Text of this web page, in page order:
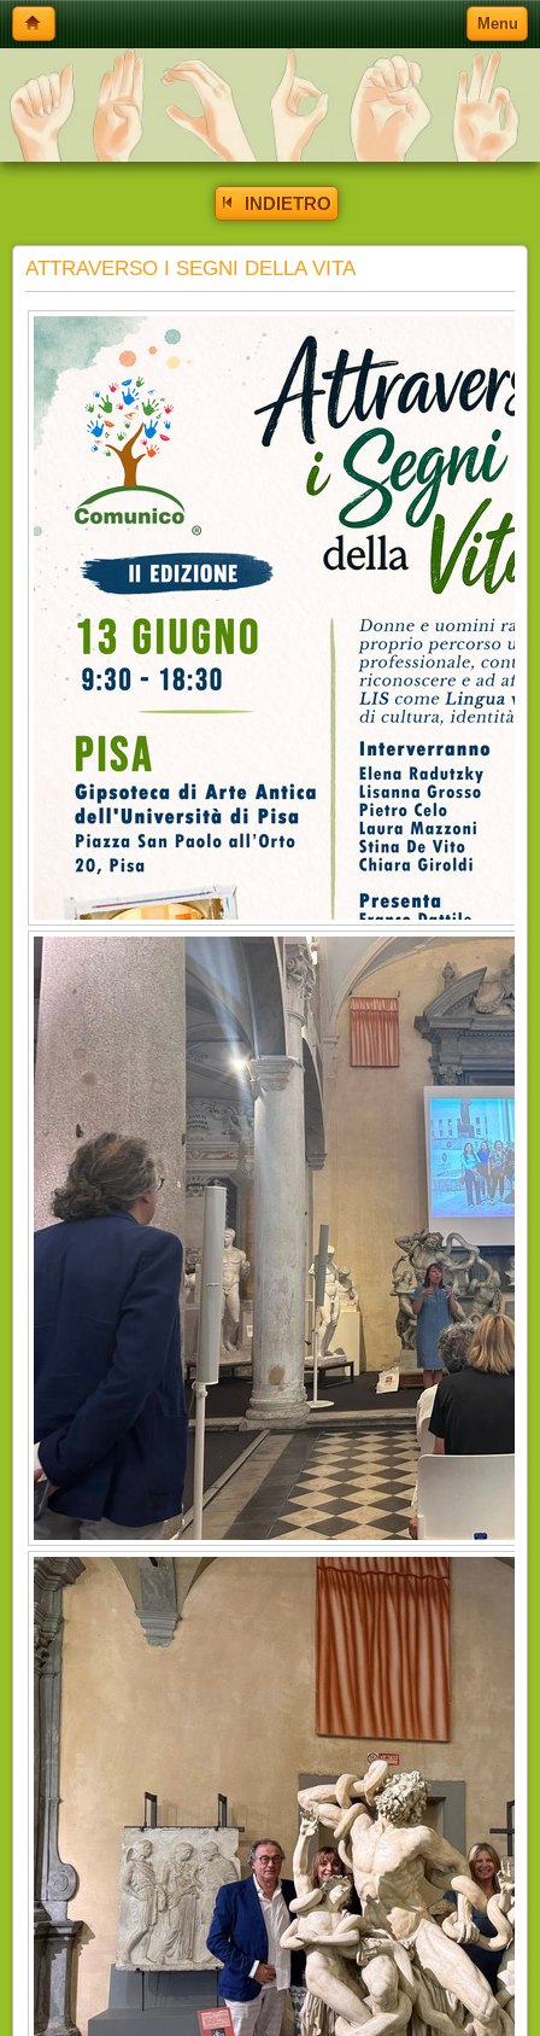
Menu
INDIETRO
ATTRAVERSO I SEGNI DELLA VITA